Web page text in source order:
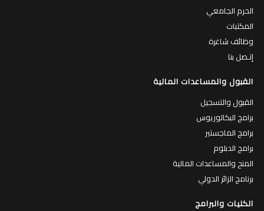
الحرم الجامعي
المكتبات
وظائف شاغرة
إتـصل بنا
القبول والمساعدات المالية
القبول والتسجيل
برامج البكالوريوس
برامج الماجستير
برامج الدبلوم
المنح والمساعدات المالية
برنامج الزائر الدولي
الكليات والبرامج